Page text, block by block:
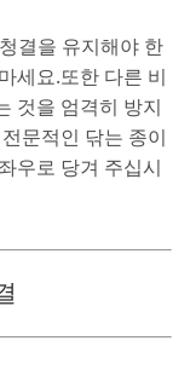
결을 유지해야 한
세요.또한 다른 비
것을 엄격히 방지
문적인 닦는 종이
우로 당겨 주십시